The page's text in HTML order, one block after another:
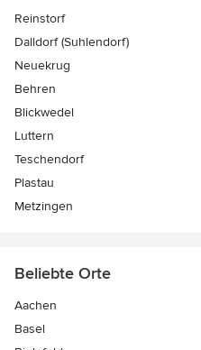
Reinstorf
Dalldorf (Suhlendorf)
Neuekrug
Behren
Blickwedel
Luttern
Teschendorf
Plastau
Metzingen
Beliebte Orte
Aachen
Basel